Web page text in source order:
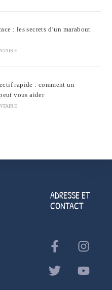
: les secrets d’un marabout
rapide : comment un
vous aider
ADRESSE ET
CONTACT